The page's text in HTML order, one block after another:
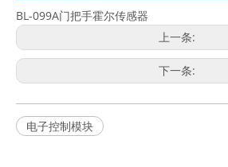
BL-099A门把手霍尔传感器
上一条:
下一条:
电子控制模块